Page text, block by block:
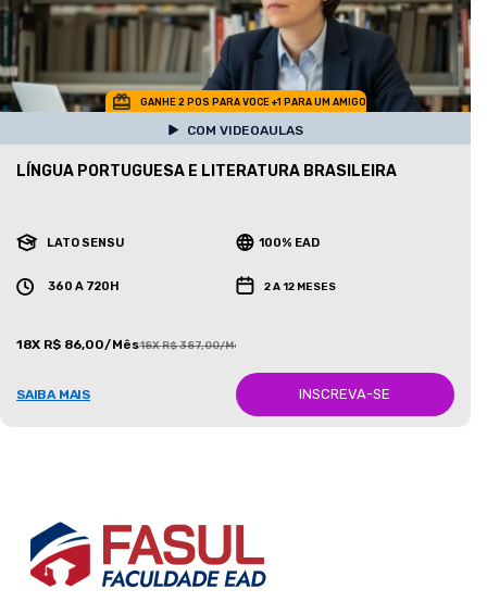
GANHE 2 POS PARA VOCE +1 PARA UM AMIGO
COM VIDEOAULAS
LÍNGUA PORTUGUESA E LITERATURA BRASILEIRA
LATO SENSU 100% EAD
360 A 720H 2 A 12 MESES
18X R$ 86,00/Mês18X R$ 387,00/Mês
SAIBA MAIS INSCREVA-SE